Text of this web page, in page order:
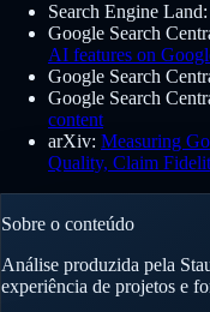
Search Engine Land:
Google Search
AI features on
Google Search
Google Search
content
arXiv: Measuring
Quality, Claim
Sobre o conteúdo
Análise produzida pela
experiência de projetos e